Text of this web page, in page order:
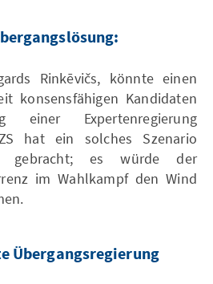
Rinkēvičs, könnte einen
konsensfähigen Kandidaten
Expertenregierung
hat ein solches Szenario
gebracht; es würde der
im Wahlkampf den Wind
Übergangsregierung